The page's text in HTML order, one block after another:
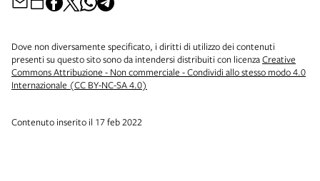
Dove non diversamente specificato, i diritti di utilizzo dei contenuti
presenti su questo sito sono da intendersi distribuiti con licenzaCreative
Commons Attribuzione - Non commerciale - Condividi allo stesso modo 4.0
Internazionale (CC BY-NC-SA 4.0)
Contenuto inserito il 17 feb 2022